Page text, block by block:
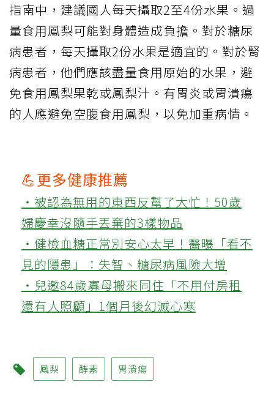
指南中，建議國人每天攝取2至4份水果。過
量食用鳳梨可能對身體造成負擔。對於糖尿
病患者，每天攝取2份水果是適宜的。對於腎
病患者，他們應該盡量食用原始的水果，避
免食用鳳梨果乾或鳳梨汁。有胃炎或胃潰瘍
的人應避免空腹食用鳳梨，以免加重病情。
💪更多健康推薦
‧被認為無用的東西反幫了大忙！50歲
婦慶幸沒隨手丟棄的3樣物品
‧健檢血糖正常別安心太早！醫曝「看不
見的隱患」：失智、糖尿病風險大增
‧兒邀84歲寡母搬來同住「不用付房租
還有人照顧」1個月後幻滅心寒
鳳梨 酵素 胃潰瘍